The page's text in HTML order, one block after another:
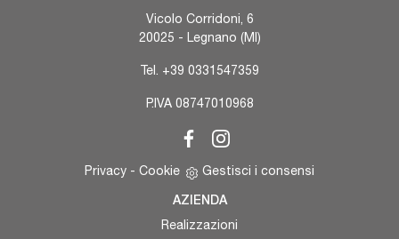
Vicolo Corridoni, 6
20025 - Legnano (MI)
Tel. +39 0331547359
P.IVA 08747010968
Privacy - Cookie Gestisci i consensi
AZIENDA
Realizzazioni